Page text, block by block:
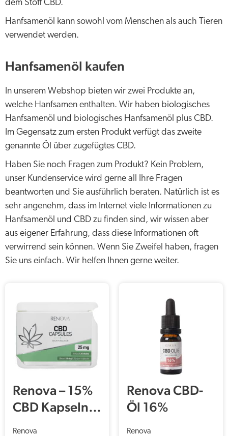
dem Stoff CBD.
Hanfsamenöl kann sowohl vom Menschen als auch Tieren
verwendet werden.
Hanfsamenöl kaufen
In unserem Webshop bieten wir zwei Produkte an,
welche Hanfsamen enthalten. Wir haben biologisches
Hanfsamenöl und biologisches Hanfsamenöl plus CBD.
Im Gegensatz zum ersten Produkt verfügt das zweite
genannte Öl über zugefügtes CBD.
Haben Sie noch Fragen zum Produkt? Kein Problem,
unser Kundenservice wird gerne all Ihre Fragen
beantworten und Sie ausführlich beraten. Natürlich ist es
sehr angenehm, dass im Internet viele Informationen zu
Hanfsamenöl und CBD zu finden sind, wir wissen aber
aus eigener Erfahrung, dass diese Informationen oft
verwirrend sein können. Wenn Sie Zweifel haben, fragen
Sie uns einfach. Wir helfen Ihnen gerne weiter.
Renova – 15%
CBD Kapseln
Renova
Renova CBD-
Öl 16%
Renova